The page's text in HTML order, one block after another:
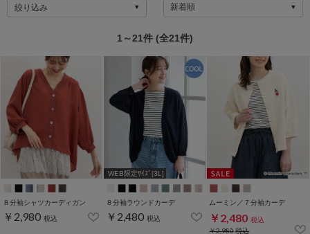
絞り込み
1～21件 (全21件)
８分袖シャツカーディガン
￥2,980 税込
WEB限定ｻｲｽﾞ[3L]
８分袖ラウンドカーデ
￥2,480 税込
ムーミン／７分袖カーデ
￥2,480 税込
￥2,980税込